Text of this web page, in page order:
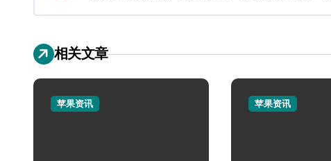
相关文章
苹果资讯 苹果资讯